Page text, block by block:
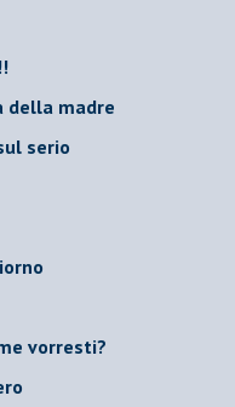
della madre
serio
vorresti?